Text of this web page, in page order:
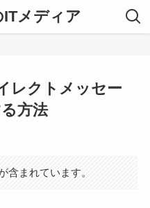
メディア
レクトメッセー
方法
含まれています。